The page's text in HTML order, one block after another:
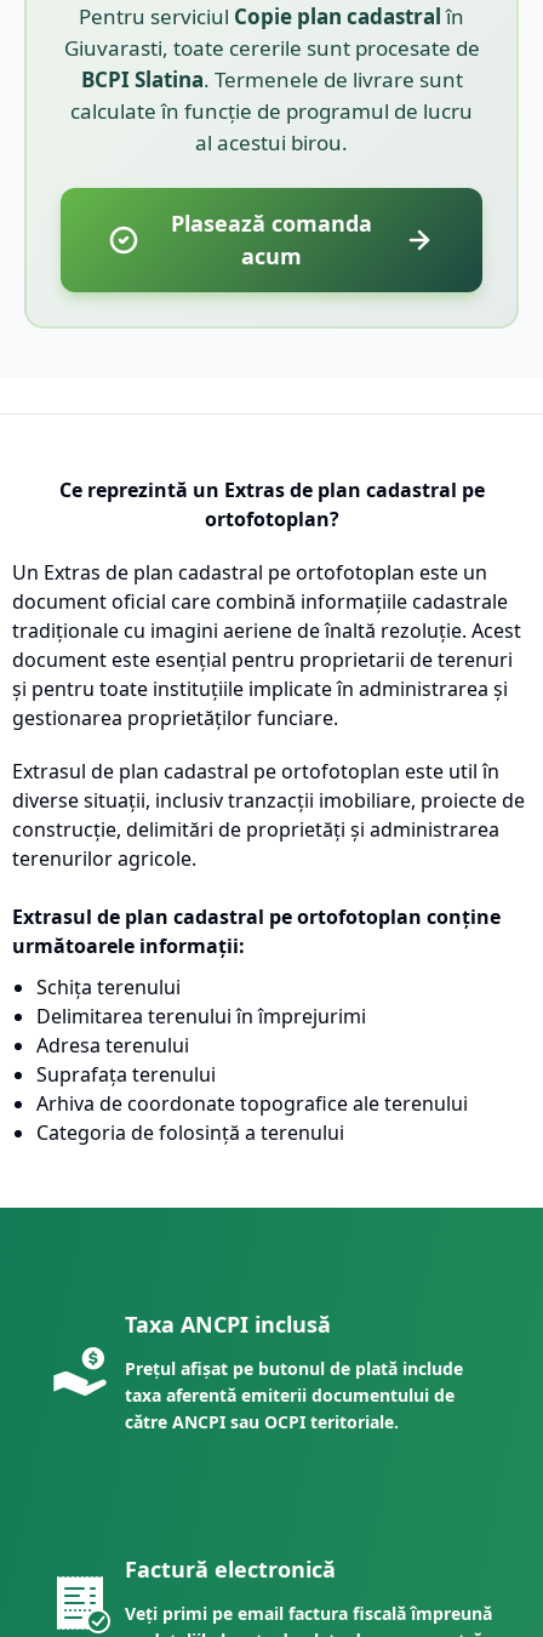
Pentru serviciul Copie plan cadastralîn
Giuvarasti, toate cererile sunt procesate de
BCPI Slatina. Termenele de livrare sunt
calculate în funcție de programul de lucru
al acestui birou.
Plasează comanda
acum
Ce reprezintă un Extras de plan cadastral pe
ortofotoplan?
Un Extras de plan cadastral pe ortofotoplan este un
document oficial care combină informațiile cadastrale
tradiționale cu imagini aeriene de înaltă rezoluție. Acest
document este esențial pentru proprietarii de terenuri
și pentru toate instituțiile implicate în administrarea și
gestionarea proprietăților funciare.
Extrasul de plan cadastral pe ortofotoplan este util în
diverse situații, inclusiv tranzacții imobiliare, proiecte de
construcție, delimitări de proprietăți și administrarea
terenurilor agricole.
Extrasul de plan cadastral pe ortofotoplan conține
următoarele informații:
Schița terenului
Delimitarea terenului în împrejurimi
Adresa terenului
Suprafața terenului
Arhiva de coordonate topografice ale terenului
Categoria de folosință a terenului
Taxa ANCPI inclusă
Prețul afișat pe butonul de plată include
taxa aferentă emiterii documentului de
către ANCPI sau OCPI teritoriale.
Factură electronică
Veți primi pe email factura fiscală împreună